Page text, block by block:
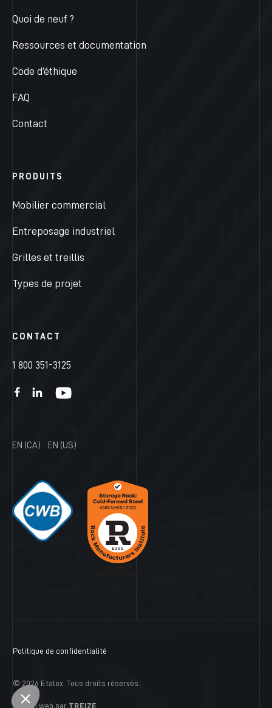
Quoi de neuf ?
Ressources et documentation
Code d’éthique
FAQ
Contact
PRODUITS
Mobilier commercial
Entreposage industriel
Grilles et treillis
Types de projet
CONTACT
1 800 351-3125
EN (CA) EN (US)
Politique de confidentialité
© 2026 Etalex. Tous droits réservés.
Design web par TREIZE